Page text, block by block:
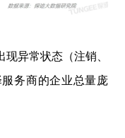
异常状态（注销、
务商的企业总量庞